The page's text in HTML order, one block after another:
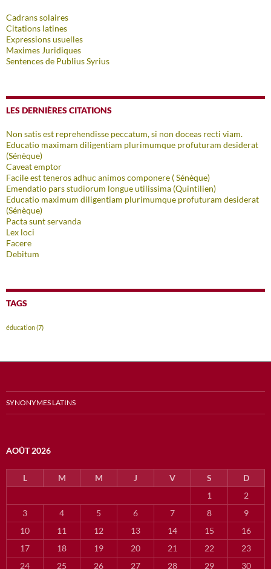
Cadrans solaires
Citations latines
Expressions usuelles
Maximes Juridiques
Sentences de Publius Syrius
LES DERNIÈRES CITATIONS
Non satis est reprehendisse peccatum, si non doceas recti viam.
Educatio maximam diligentiam plurimumque profuturam desiderat
(Sénèque)
Caveat emptor
Facile est teneros adhuc animos componere ( Sénèque)
Emendatio pars studiorum longue utilissima (Quintilien)
Educatio maximum diligentiam plurimumque profuturam desiderat
(Sénèque)
Pacta sunt servanda
Lex loci
Facere
Debitum
TAGS
éducation(7)
SYNONYMES LATINS
AOÛT 2026
L M M J V S
D
1
2
3
4 5 6 7 8
9
10
11 12 13 14 15
16
17
18 19 20 21 22
23
24
25 26 27 28 29 30